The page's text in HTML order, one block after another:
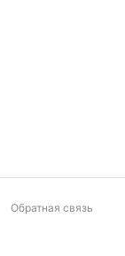
Обратная связь